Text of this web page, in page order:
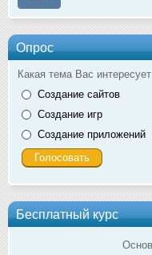
Опрос
Какая тема Вас
Создание сайтов
Создание игр
Создание приложений
Бесплатный курс